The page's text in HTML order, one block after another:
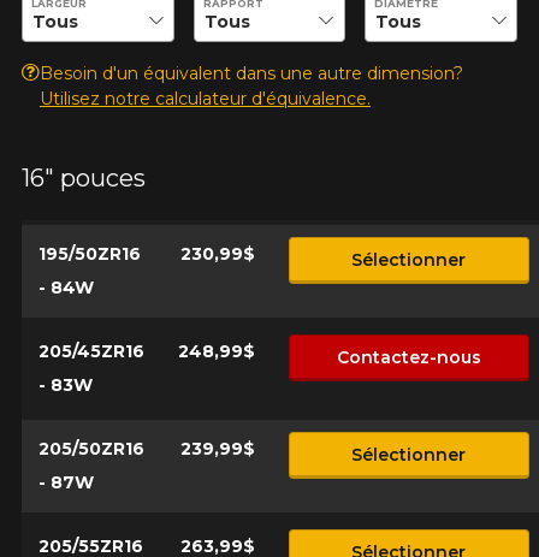
LARGEUR RAPPORT DIAMÈTRE
Besoin d'un équivalent dans une autre dimension?
Utilisez notre calculateur d'équivalence.
16" pouces
195/50ZR16
- 84W
230,99$ Sélectionner
205/45ZR16
- 83W
248,99$ Contactez-nous
205/50ZR16
- 87W
239,99$ Sélectionner
205/55ZR16
263,99$ Sélectionner
Annuler
d'équipement pour votre véhicule, vous devez vérifier